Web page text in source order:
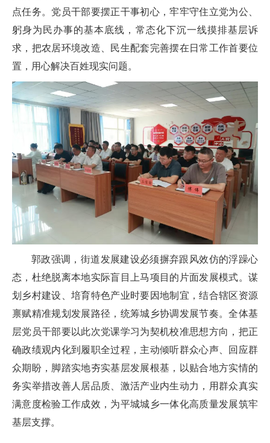
点任务。党员干部要摆正干事初心，牢牢守住立党为公、
躬身为民办事的基本底线，常态化下沉一线摸排基层诉
求，把农居环境改造、民生配套完善摆在日常工作首要位
置，用心解决百姓现实问题。
郭政强调，街道发展建设必须摒弃跟风效仿的浮躁心
态，杜绝脱离本地实际盲目上马项目的片面发展模式。谋
划乡村建设、培育特色产业时要因地制宜，结合辖区资源
禀赋精准规划发展路径，统筹城乡协调发展节奏。全体基
层党员干部要以此次党课学习为契机校准思想方向，把正
确政绩观内化到履职全过程，主动倾听群众心声、回应群
众期盼，脚踏实地夯实基层发展根基，以贴合地方实情的
务实举措改善人居品质、激活产业内生动力，用群众真实
满意度检验工作成效，为平城城乡一体化高质量发展筑牢
基层支撑。